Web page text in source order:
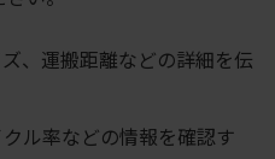
、運搬距離などの詳細を伝
ル率などの情報を確認す